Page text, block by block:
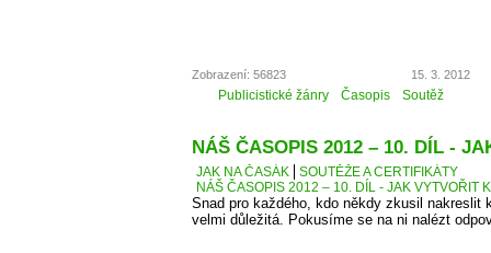
Zobrazení: 56823 15. 3. 2012
Publicistické žánry Časopis Soutěž
NÁŠ ČASOPIS 2012 – 10. DÍL -
JAK NA ČASÁK
SOUTĚŽE A CERTIFIKÁTY
NÁŠ ČASOPIS 2012 – 10. DÍL - JAK VYTVOŘIT
Snad pro každého, kdo někdy zkusil nakreslit
velmi důležitá. Pokusíme se na ni nalézt